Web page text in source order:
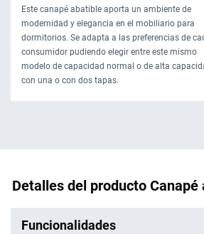
Este canapé abatible aporta un ambiente de
modernidad y elegancia en el mobiliario para
dormitorios. Se adapta a las preferencias de
consumidor pudiendo elegir entre este mismo
modelo de capacidad normal o de alta
con una o con dos tapas.
Detalles del producto Canapé
Funcionalidades